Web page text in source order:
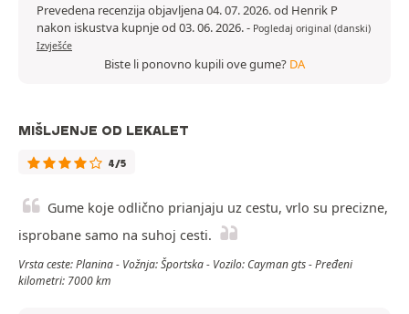
Prevedena recenzija objavljena 04. 07. 2026. od Henrik P
nakon iskustva kupnje od 03. 06. 2026.- Pogledaj original (danski)
Izvješće
Biste li ponovno kupili ove gume? DA
MIŠLJENJE OD LEKALET
4/5
Gume koje odlično prianjaju uz cestu, vrlo su precizne,
isprobane samo na suhoj cesti.
Vrsta ceste: Planina - Vožnja: Športska - Vozilo: Cayman gts - Pređeni
kilometri: 7000 km